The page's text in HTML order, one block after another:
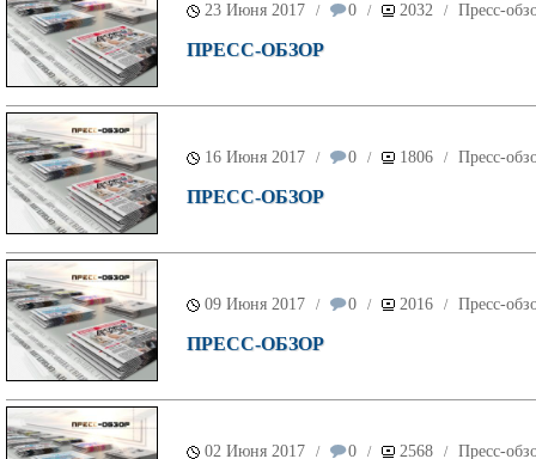
23 Июня 2017 / 0 / 2032 / Пресс-
ПРЕСС-ОБЗОР
16 Июня 2017 / 0 / 1806 / Пресс-
ПРЕСС-ОБЗОР
09 Июня 2017 / 0 / 2016 / Пресс-
ПРЕСС-ОБЗОР
02 Июня 2017 / 0 / 2568 / Пресс-